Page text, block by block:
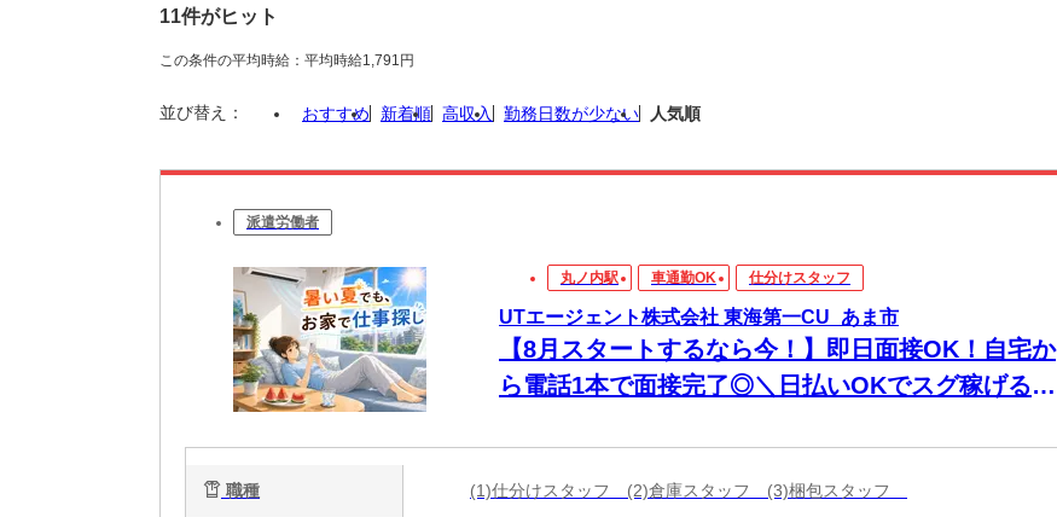
11件がヒット
この条件の平均時給：平均時給1,791円
並び替え： おすすめ 新着順 高収入 勤務日数が少ない 人気順
派遣労働者
丸ノ内駅 車通勤OK 仕分けスタッフ
UTエージェント株式会社 東海第一CU_あま市
【8月スタートするなら今！】即日面接OK！自宅か
ら電話1本で面接完了◎＼日払いOKでスグ稼げる／
職種 (1)仕分けスタッフ (2)倉庫スタッフ (3)梱包スタッフ